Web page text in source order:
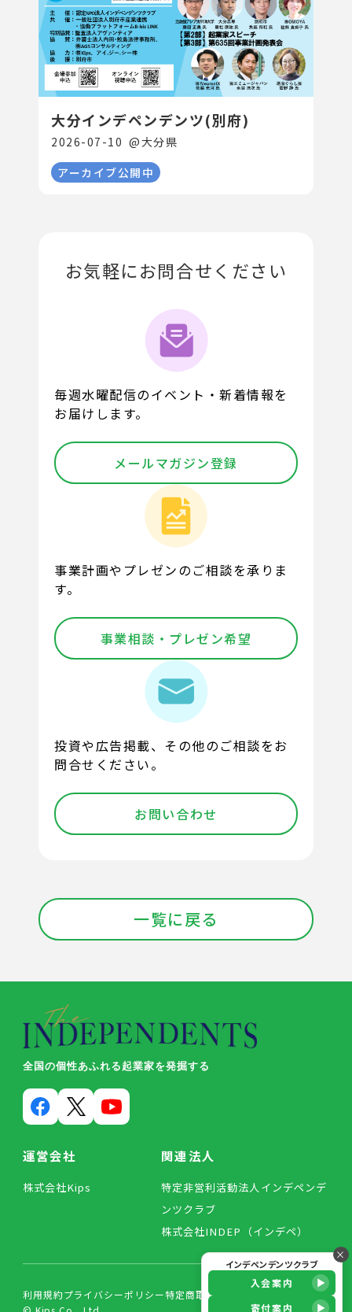
大分インデペンデンツ(別府)
2026-07-10 @大分県
アーカイブ公開中
お気軽にお問合せください
毎週水曜配信のイベント・新着情報を
お届けします。
メールマガジン登録
事業計画やプレゼンのご相談を承りま
す。
事業相談・プレゼン希望
投資や広告掲載、その他のご相談をお
問合せください。
お問い合わせ
一覧に戻る
×
インデペンデンツクラブ
入会案内
寄付案内
全国の個性あふれる起業家を発掘する
運営会社
株式会社Kips
関連法人
特定非営利活動法人インデペンデ
ンツクラブ
株式会社INDEP（インデペ）
利用規約プライバシーポリシー特定商取引法に基づく表記